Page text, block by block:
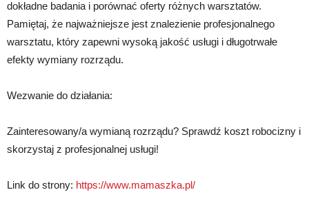
dokładne badania i porównać oferty różnych warsztatów.
Pamiętaj, że najważniejsze jest znalezienie profesjonalnego
warsztatu, który zapewni wysoką jakość usługi i długotrwałe
efekty wymiany rozrządu.
Wezwanie do działania:
Zainteresowany/a wymianą rozrządu? Sprawdź koszt robocizny i
skorzystaj z profesjonalnej usługi!
Link do strony: https://www.mamaszka.pl/